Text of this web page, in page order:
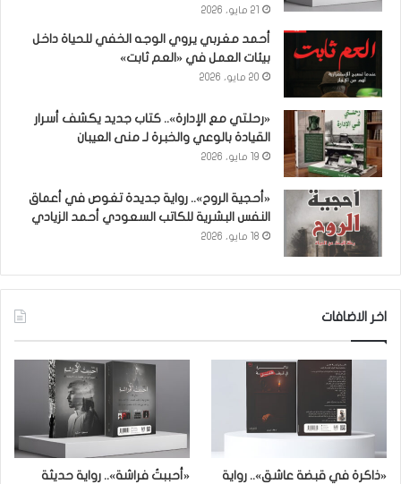
21 مايو، 2026
أحمد مغربي يروي الوجه الخفي للحياة داخل
بيئات العمل في «العم ثابت»
20 مايو، 2026
«رحلتي مع الإدارة».. كتاب جديد يكشف أسرار
القيادة بالوعي والخبرة لـ منى العيبان
19 مايو، 2026
«أحجية الروح».. رواية جديدة تغوص في أعماق
النفس البشرية للكاتب السعودي أحمد الزيادي
18 مايو، 2026
اخر الاضافات
«ذاكرة في قبضة عاشق».. رواية «أحببتُ فراشة».. رواية حديثة